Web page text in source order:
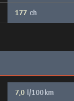
177 ch
7,0 l/100 km